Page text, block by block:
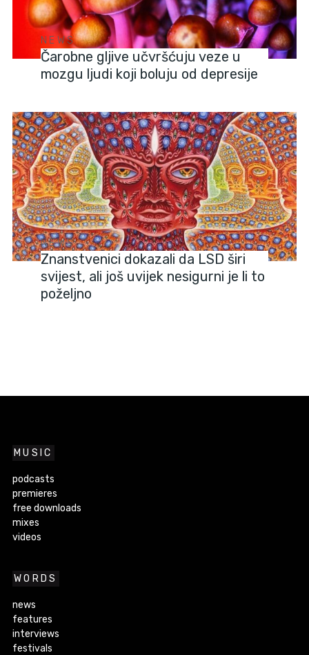
NEWS
Čarobne gljive učvršćuju veze u
mozgu ljudi koji boluju od depresije
NEWS
Znanstvenici dokazali da LSD širi
svijest, ali još uvijek nesigurni je li to
poželjno
MUSIC
podcasts
premieres
free downloads
mixes
videos
WORDS
news
features
interviews
festivals